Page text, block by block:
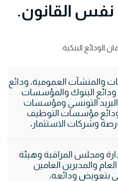
البنكية:
والمنشآت العمومية، ودائع
البنوك والمؤسسات
التونسي ومؤسسات
ودائع مؤسسات التوظيف
وشركات الاستثمار،
ومجلس المراقبة وهيئة
والمديرين العامين
بتعويض ودائعه،